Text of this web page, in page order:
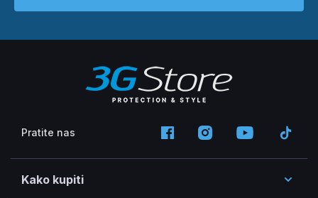
Pratite nas
Kako kupiti